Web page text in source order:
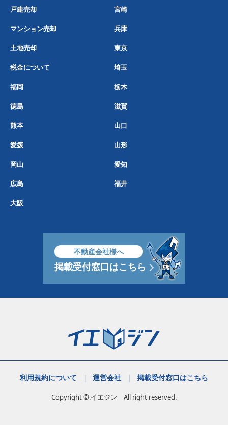
戸建売却 宮崎
マンション売却 兵庫
土地売却 東京
税金について 埼玉
福岡 栃木
徳島 滋賀
熊本 山口
愛媛 山形
岡山 愛知
広島 福井
大阪
不動産会社様へ
掲載受付窓口はこちら
利用規約について 運営会社 掲載受付窓口はこちら
Copyright ©.イエジン All right reserved.